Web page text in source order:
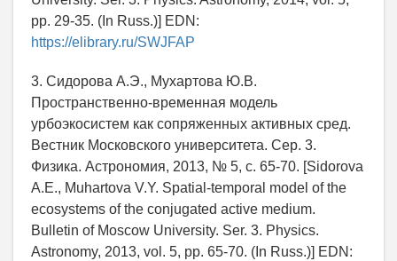
pp. 29-35. (In Russ.)] EDN:
https://elibrary.ru/SWJFAP
3. Сидорова А.Э., Мухартова Ю.В.
Пространственно-временная модель
урбоэкосистем как сопряженных активных сред.
Вестник Московского университета. Сер. 3.
Физика. Астрономия, 2013, № 5, с. 65-70. [Sidorova
A.E., Muhartova V.Y. Spatial-temporal model of the
ecosystems of the conjugated active medium.
Bulletin of Moscow University. Ser. 3. Physics.
Astronomy, 2013, vol. 5, pp. 65-70. (In Russ.)] EDN: